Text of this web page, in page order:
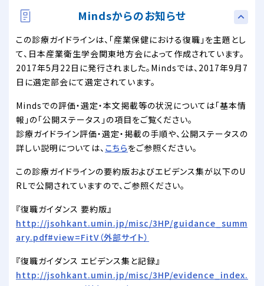
Mindsからのお知らせ
この診療ガイドラインは、「産業保健における復職」を主題とし
て、日本産業衛生学会関東地方会によって作成されています。
2017年5月22日に発行されました。Mindsでは、2017年9月7
日に選定部会にて選定されています。
Mindsでの評価・選定・本文掲載等の状況については「基本情
報」の「公開ステータス」の項目をご覧ください。
診療ガイドライン評価・選定・掲載の手順や、公開ステータスの
詳しい説明については、 こちらをご参照ください。
この診療ガイドラインの要約版およびエビデンス集が以下のU
RLで公開されていますので、ご参照ください。
『復職ガイダンス 要約版』
http://jsohkant.umin.jp/misc/3HP/guidance_summ
ary.pdf#view=FitV（外部サイト）
『復職ガイダンス エビデンス集と記録』
http://jsohkant.umin.jp/misc/3HP/evidence_index.